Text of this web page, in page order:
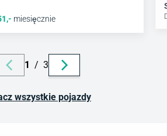
,- miesięcznie
1 / 3
wszystkie pojazdy